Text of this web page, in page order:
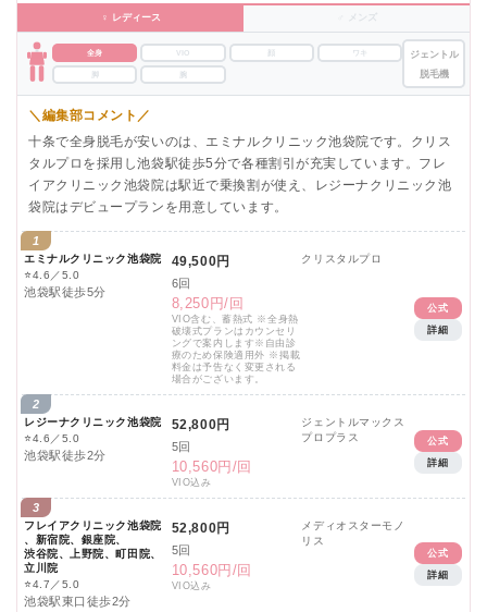
♀ レディース ♂ メンズ
全身 VIO ワキ
脚
ジェントル
脱毛機
＼編集部コメント／
十条で全身脱毛が安いのは、エミナルクリニック池袋院です。クリス
タルプロを採用し池袋駅徒歩5分で各種割引が充実しています。フレ
イアクリニック池袋院は駅近で乗換割が使え、レジーナクリニック池
袋院はデビュープランを用意しています。
1
エミナルクリニック池袋院
⭐4.6／5.0
池袋駅徒歩5分
49,500円
6回
8,250円/回
VIO含む、蓄熱式 ※全身熱
破壊式プランはカウンセリ
ングで案内します※自由診
療のため保険適用外 ※掲載
料金は予告なく変更される
場合がございます。
クリスタルプロ
公式
詳細
2
レジーナクリニック池袋院
⭐4.6／5.0
池袋駅徒歩2分
52,800円
5回
10,560円/回
VIO込み
ジェントルマックス
プロプラス
公式
詳細
3
フレイアクリニック池袋院
、新宿院、銀座院、
渋谷院、上野院、町田院、
立川院
⭐4.7／5.0
池袋駅東口徒歩2分
52,800円
5回
10,560円/回
VIO込み
メディオスターモノ
リス
公式
詳細